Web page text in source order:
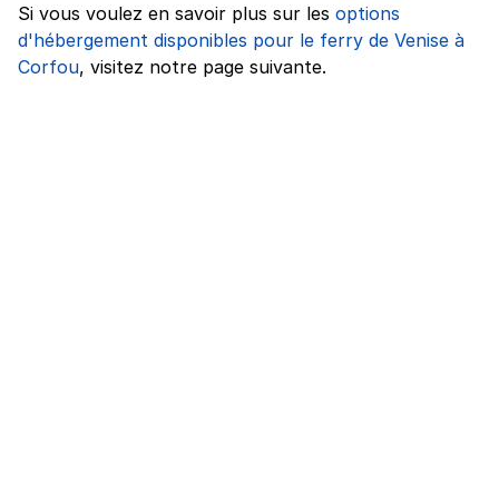
Si vous voulez en savoir plus sur les options
d'hébergement disponibles pour le ferry de Venise à
Corfou, visitez notre page suivante.